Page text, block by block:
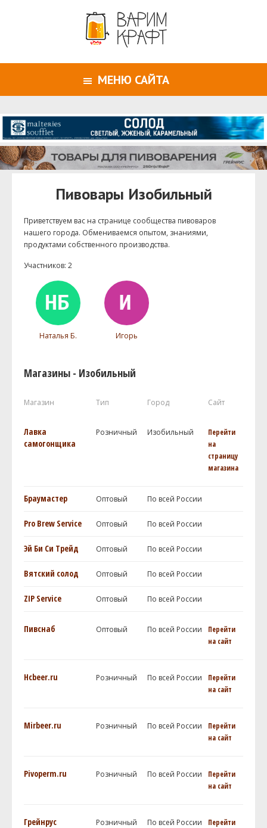
МЕНЮ САЙТА
Пивовары Изобильный
Приветствуем ваc на странице сообщества пивоваров
нашего города. Обмениваемся опытом, знаниями,
продуктами собственного производства.
Участников: 2
Наталья Б. Игорь
Магазины - Изобильный
Магазин Тип Город Сайт
Лавка
самогонщика
Розничный Изобильный
Перейти
на
страницу
магазина
Браумастер Оптовый По всей России
Pro Brew Service Оптовый По всей России
Эй Би Си Трейд Оптовый По всей России
Вятский солод Оптовый По всей России
ZIP Service Оптовый По всей России
Пивснаб Оптовый По всей России
Перейти
на сайт
Hcbeer.ru Розничный По всей России
Перейти
на сайт
Mirbeer.ru Розничный По всей России
Перейти
на сайт
Pivoperm.ru Розничный По всей России
Перейти
на сайт
Грейнрус Розничный По всей России
Перейти